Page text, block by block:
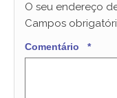
O seu endereço
Campos
Comentário*